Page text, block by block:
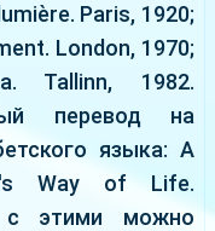
Paris, 1920;
London, 1970;
Tallinn, 1982.
перевод на
языка: A
Way of Life.
с этими можно